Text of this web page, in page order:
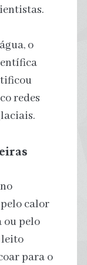
o
redes
calor
ou pelo
leito
para o